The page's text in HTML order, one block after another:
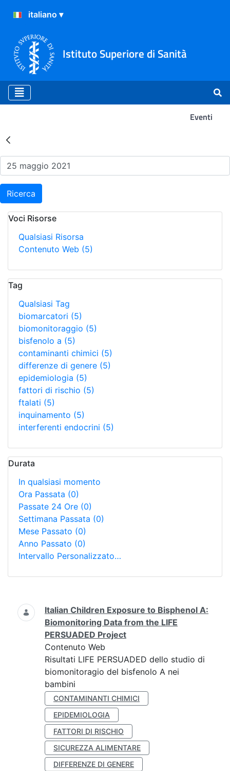
Istituto Superiore di Sanità
Eventi
Risultati della Ricerca -
Ricerca
Voci Risorse
Qualsiasi Risorsa
Contenuto Web (5)
Tag
Qualsiasi Tag
biomarcatori (5)
biomonitoraggio (5)
bisfenolo a (5)
contaminanti chimici (5)
differenze di genere (5)
epidemiologia (5)
fattori di rischio (5)
ftalati (5)
inquinamento (5)
interferenti endocrini (5)
Durata
In qualsiasi momento
Ora Passata (0)
Passate 24 Ore (0)
Settimana Passata (0)
Mese Passato (0)
Anno Passato (0)
Intervallo Personalizzato…
Ricerca
Italian Children Exposure to Bisphenol A:
Biomonitoring Data from the LIFE
PERSUADED Project
Contenuto Web
Risultati LIFE PERSUADED dello studio di
biomonitoragio del bisfenolo A nei
bambini
CONTAMINANTI CHIMICI
EPIDEMIOLOGIA
FATTORI DI RISCHIO
SICUREZZA ALIMENTARE
DIFFERENZE DI GENERE